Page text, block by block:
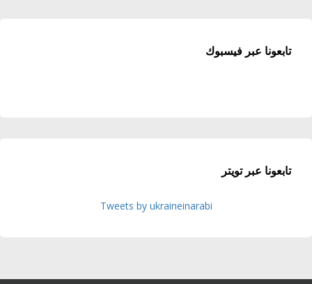
تابعونا عبر فيسبوك
تابعونا عبر تويتر
Tweets by ukraineinarabi